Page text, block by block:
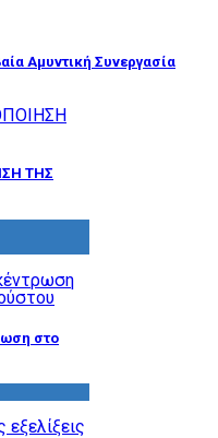
Αμυντική Συνεργασία
ΤΗΣ
στο